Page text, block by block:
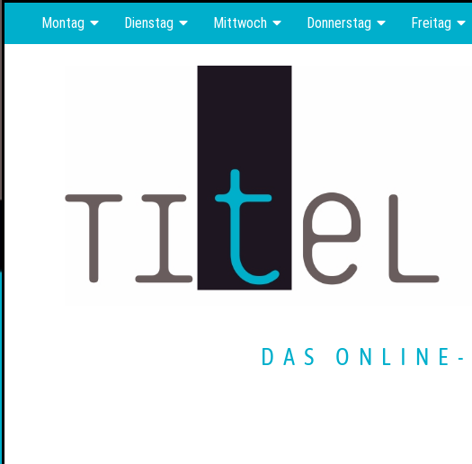
Montag Dienstag Mittwoch Donnerstag Freitag
DAS